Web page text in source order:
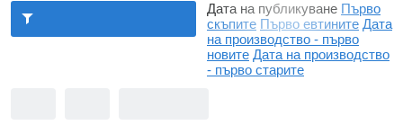
Дата на публикуване Първо
скъпите Първо евтините Дата
на производство - първо
новите Дата на производство
- първо старите